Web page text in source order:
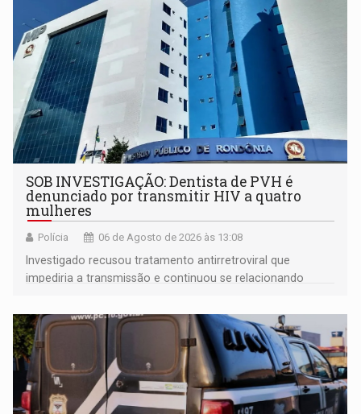
SOB INVESTIGAÇÃO: Dentista de PVH é
denunciado por transmitir HIV a quatro
mulheres
Polícia 06 de Agosto de 2026 às 13:08
Investigado recusou tratamento antirretroviral que
impediria a transmissão e continuou se relacionando